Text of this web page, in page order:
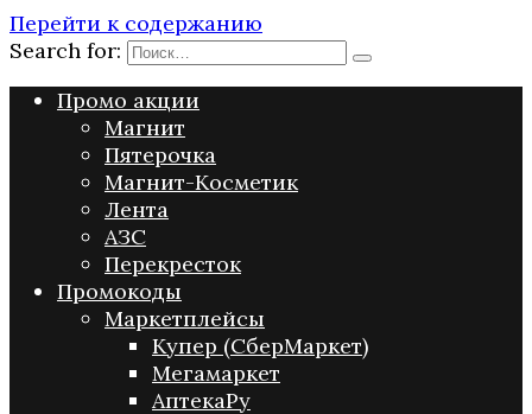
Перейти к содержанию
Search for:
Промо акции
Магнит
Пятерочка
Магнит-Косметик
Лента
АЗС
Перекресток
Промокоды
Маркетплейсы
Купер (СберМаркет)
Мегамаркет
АптекаРу